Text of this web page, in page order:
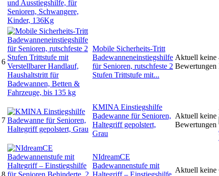
6
Mobile Sicherheits-Tritt
Badewanneneinstiegshilfe
für Senioren, rutschfeste 2
Stufen Trittstufe mit...
Aktuell keine
Bewertungen
7
KMINA Einstiegshilfe
Badewanne für Senioren,
Haltegriff gepolstert,
Grau
Aktuell keine
Bewertungen
8
NIdreamCE
Badewannenstufe mit
Haltegriff – Einstiegshilfe
Aktuell keine